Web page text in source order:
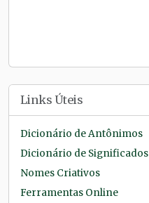
Links Úteis
Dicionário de Antônimos
Dicionário de Significados
Nomes Criativos
Ferramentas Online